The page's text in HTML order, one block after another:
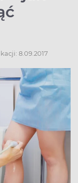
8.09.2017